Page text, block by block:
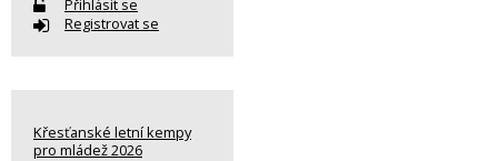
Přihlásit se
Registrovat se
Křesťanské letní kempy
pro mládež 2026